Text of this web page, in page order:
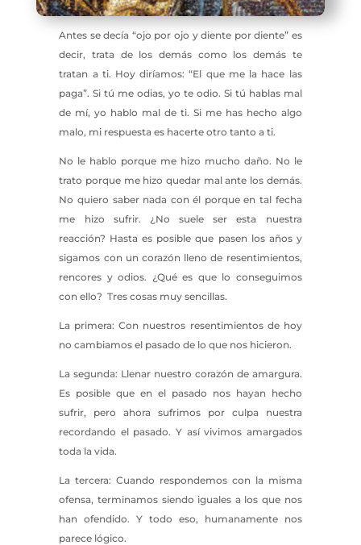
Antes se decía “ojo por ojo y diente por diente” es
decir, trata de los demás como los demás te
tratan a ti. Hoy diríamos: “El que me la hace las
paga”. Si tú me odias, yo te odio. Si tú hablas mal
de mí, yo hablo mal de ti. Si me has hecho algo
malo, mi respuesta es hacerte otro tanto a ti.
No le hablo porque me hizo mucho daño. No le
trato porque me hizo quedar mal ante los demás.
No quiero saber nada con él porque en tal fecha
me hizo sufrir. ¿No suele ser esta nuestra
reacción? Hasta es posible que pasen los años y
sigamos con un corazón lleno de resentimientos,
rencores y odios. ¿Qué es que lo conseguimos
con ello? Tres cosas muy sencillas.
La primera: Con nuestros resentimientos de hoy
no cambiamos el pasado de lo que nos hicieron.
La segunda: Llenar nuestro corazón de amargura.
Es posible que en el pasado nos hayan hecho
sufrir, pero ahora sufrimos por culpa nuestra
recordando el pasado. Y así vivimos amargados
toda la vida.
La tercera: Cuando respondemos con la misma
ofensa, terminamos siendo iguales a los que nos
han ofendido. Y todo eso, humanamente nos
parece lógico.